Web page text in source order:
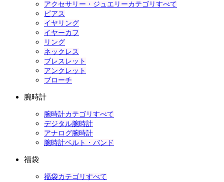
アクセサリー・ジュエリーカテゴリすべて
ピアス
イヤリング
イヤーカフ
リング
ネックレス
ブレスレット
アンクレット
ブローチ
腕時計
腕時計カテゴリすべて
デジタル腕時計
アナログ腕時計
腕時計ベルト・バンド
福袋
福袋カテゴリすべて